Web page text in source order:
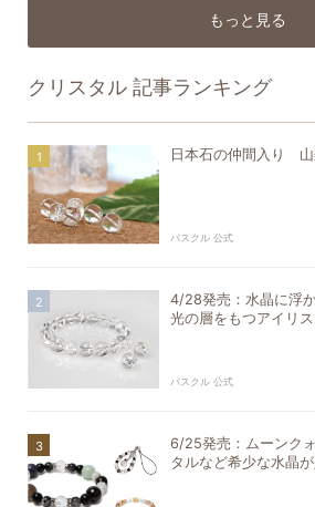
もっと見る
クリスタル 記事ランキング
日本石の仲間入り 山
パスクル 公式
4/28発売：水晶に浮
光の層をもつアイリ
パスクル 公式
6/25発売：ムーンク
タルなど希少な水晶が